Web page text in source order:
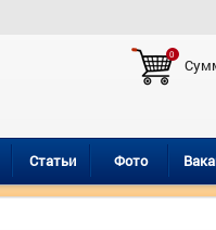
0
Статьи Фото